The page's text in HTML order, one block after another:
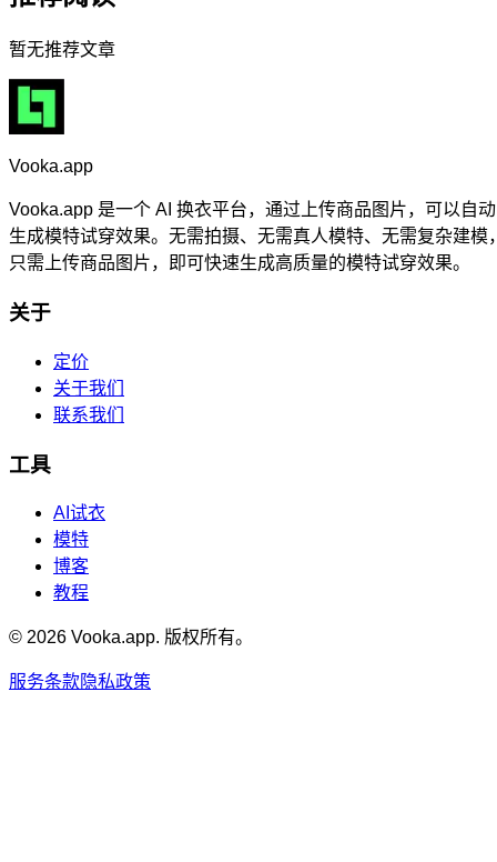
暂无推荐文章
Vooka.app
Vooka.app 是一个 AI 换衣平台，通过上传商品图片，可以自动
生成模特试穿效果。无需拍摄、无需真人模特、无需复杂建模
只需上传商品图片，即可快速生成高质量的模特试穿效果。
关于
定价
关于我们
联系我们
工具
AI试衣
模特
博客
教程
© 2026 Vooka.app. 版权所有。
服务条款隐私政策